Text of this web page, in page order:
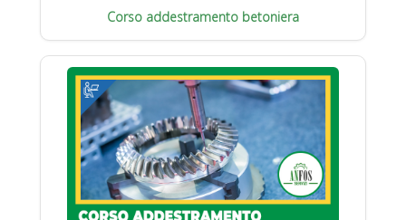
Corso addestramento betoniera